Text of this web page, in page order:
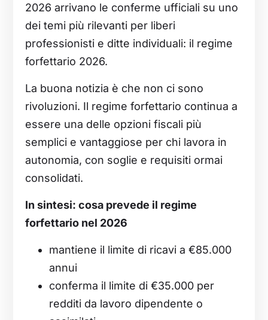
2026 arrivano le conferme ufficiali su uno
dei temi più rilevanti per liberi
professionisti e ditte individuali: il regime
forfettario 2026.
La buona notizia è che non ci sono
rivoluzioni. Il regime forfettario continua a
essere una delle opzioni fiscali più
semplici e vantaggiose per chi lavora in
autonomia, con soglie e requisiti ormai
consolidati.
In sintesi: cosa prevede il regime
forfettario nel 2026
mantiene il limite di ricavi a €85.000
annui
conferma il limite di €35.000 per
redditi da lavoro dipendente o